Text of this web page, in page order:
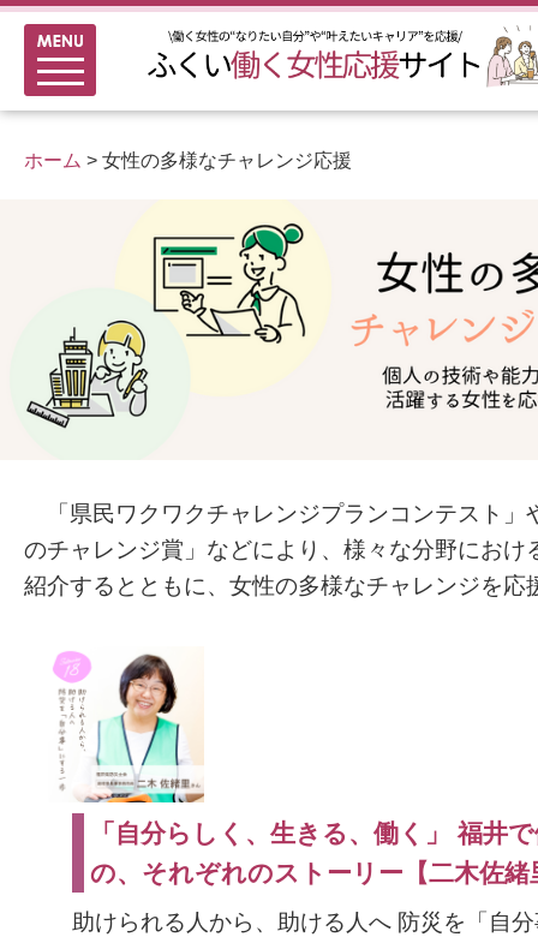
ホーム > 女性の多様なチャレンジ応援
「県民ワクワクチャレンジプランコンテスト」
のチャレンジ賞」などにより、様々な分野におけ
紹介するとともに、女性の多様なチャレンジを応
「自分らしく、生きる、働く」 福井
の、それぞれのストーリー【二木佐緒
助けられる人から、助ける人へ 防災を「自
メニュー
新着情報
ふくい女性活躍推進企業
女性の多様なチャレンジ応援
家事シェアのススメ